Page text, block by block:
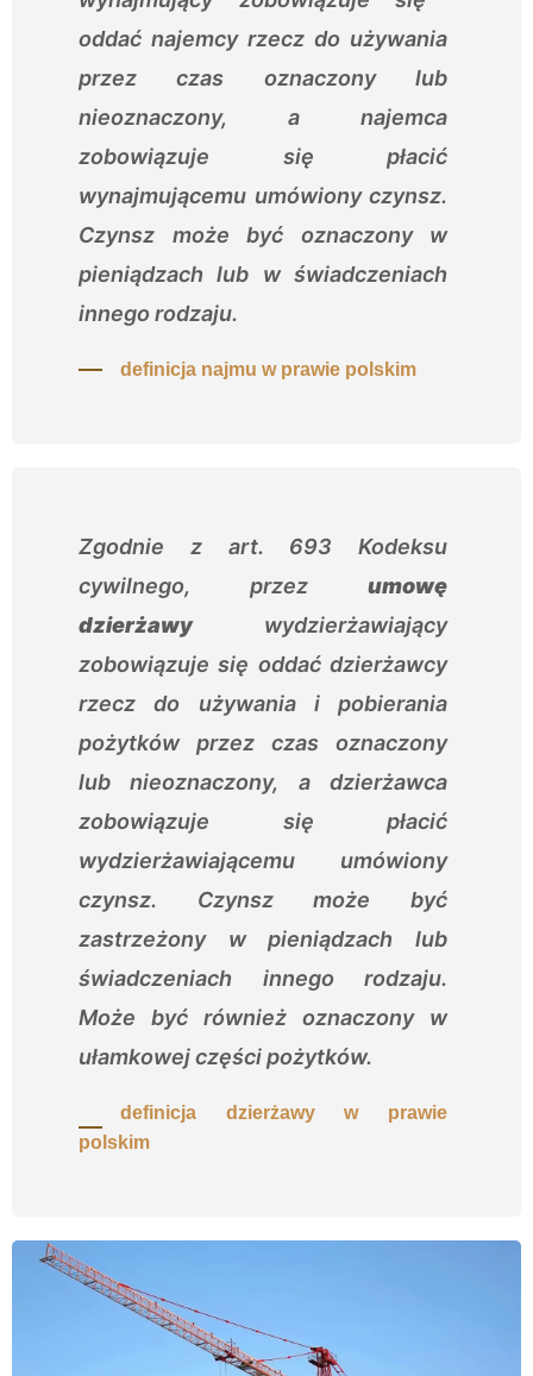
oddać najemcy rzecz do używania
przez czas oznaczony lub
nieoznaczony, a najemca
zobowiązuje się płacić
wynajmującemu umówiony czynsz.
Czynsz może być oznaczony w
pieniądzach lub w świadczeniach
innego rodzaju.
definicja najmu w prawie polskim
Zgodnie z art. 693 Kodeksu
cywilnego, przez umowę
dzierżawy wydzierżawiający
zobowiązuje się oddać dzierżawcy
rzecz do używania i pobierania
pożytków przez czas oznaczony
lub nieoznaczony, a dzierżawca
zobowiązuje się płacić
wydzierżawiającemu umówiony
czynsz. Czynsz może być
zastrzeżony w pieniądzach lub
świadczeniach innego rodzaju.
Może być również oznaczony w
ułamkowej części pożytków.
definicja dzierżawy w prawie
polskim